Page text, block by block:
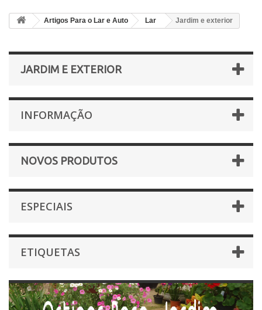
Artigos Para o Lar e Auto Lar Jardim e exterior
JARDIM E EXTERIOR
INFORMAÇÃO
NOVOS PRODUTOS
ESPECIAIS
ETIQUETAS